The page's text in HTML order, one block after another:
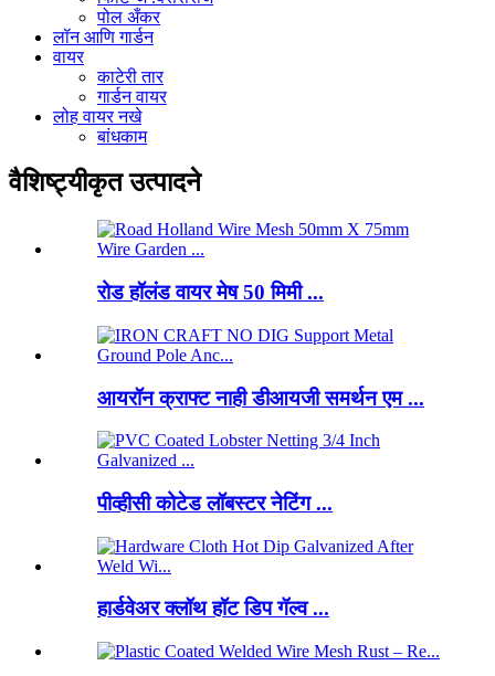
पोल अँकर
लॉन आणि गार्डन
वायर
काटेरी तार
गार्डन वायर
लोह वायर नखे
बांधकाम
वैशिष्ट्यीकृत उत्पादने
रोड हॉलंड वायर मेष 50 मिमी ...
आयरॉन क्राफ्ट नाही डीआयजी समर्थन एम ...
पीव्हीसी कोटेड लॉबस्टर नेटिंग ...
हार्डवेअर क्लॉथ हॉट डिप गॅल्व ...